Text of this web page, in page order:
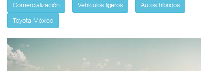
Comercialización
Vehículos ligeros
Autos híbridos
Toyota México